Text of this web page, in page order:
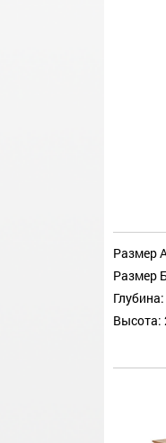
Размер
Размер
Высота: